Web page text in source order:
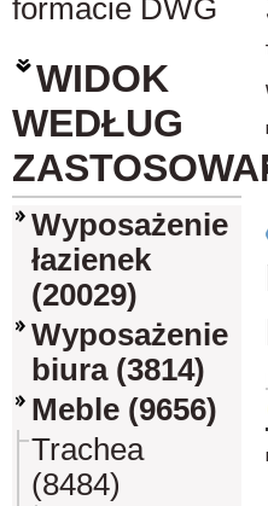
formacie DWG
WIDOK
WEDŁUG
Wyposażenie
łazienek
(20029)
Wyposażenie
biura (3814)
Meble (9656)
Trachea
(8484)